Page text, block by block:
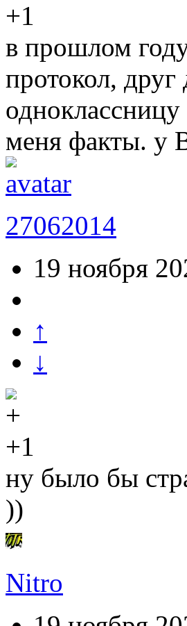
+1
в прошлом
протокол,
меня факты. у
27062014
19 ноября
↑
↓
+1
ну было бы
))
Nitro